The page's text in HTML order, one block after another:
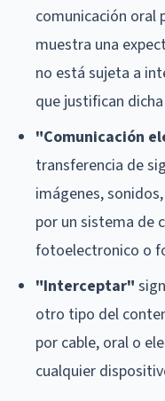
comunicación oral
muestra una
no está sujeta a
que justifican
"Comunicación
transferencia de
imágenes,
por un sistema de
fotoelectronico o
"Interceptar"
otro tipo del
por cable, oral o
cualquier